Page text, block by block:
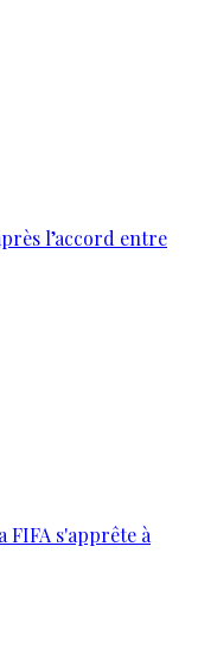
l’accord entre
FIFA s'apprête à